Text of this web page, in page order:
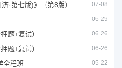
·第七版)》（第8版） 07-08
06-29
题+复试） 06-26
题+复试） 06-26
全程班 05-22